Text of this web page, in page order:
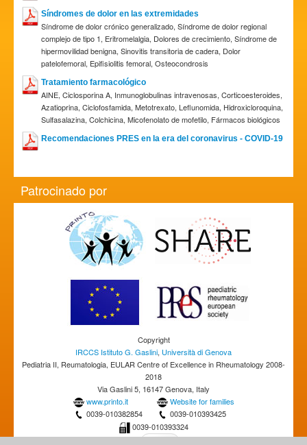
Síndromes de dolor en las extremidades
Síndrome de dolor crónico generalizado, Síndrome de dolor regional
complejo de tipo 1, Eritromelalgia, Dolores de crecimiento, Síndrome de
hipermovilidad benigna, Sinovitis transitoria de cadera, Dolor
patelofemoral, Epifisiolitis femoral, Osteocondrosis
Tratamiento farmacológico
AINE, Ciclosporina A, Inmunoglobulinas intravenosas, Corticoesteroides,
Azatioprina, Ciclofosfamida, Metotrexato, Leflunomida, Hidroxicloroquina,
Sulfasalazina, Colchicina, Micofenolato de mofetilo, Fármacos biológicos
Recomendaciones PRES en la era del coronavirus - COVID-19
Patrocinado por
Copyright
IRCCS Istituto G. Gaslini, Università di Genova
Pediatria II, Reumatologia, EULAR Centre of Excellence in Rheumatology 2008-
2018
Via Gaslini 5, 16147 Genova, Italy
www.printo.it
Website for families
0039-010382854
0039-010393425
0039-010393324